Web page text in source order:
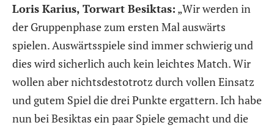
Loris Karius, Torwart Besiktas: „Wir werden in
der Gruppenphase zum ersten Mal auswärts
spielen. Auswärtsspiele sind immer schwierig und
dies wird sicherlich auch kein leichtes Match. Wir
wollen aber nichtsdestotrotz durch vollen Einsatz
und gutem Spiel die drei Punkte ergattern. Ich habe
nun bei Besiktas ein paar Spiele gemacht und die